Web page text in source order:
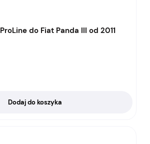
do Fiat Panda III od 2011
Dodaj do koszyka